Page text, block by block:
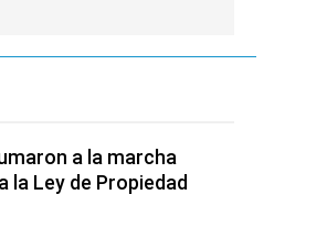
a la marcha
Ley de Propiedad